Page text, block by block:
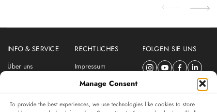
Manage Consent
To provide the best experiences, we use technologies like cookies to store
INFO & SERVICE
Über uns
RECHTLICHES
Impressum
Datenschutzerklärung
FOLGEN SIE UNS
ABONNIEREN SIE DEN SWISSWATCHES NEWSLETTER